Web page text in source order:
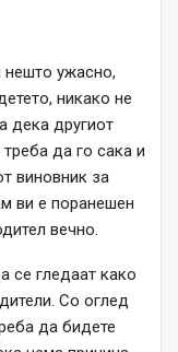
нешто ужасно,
никако не
дека другиот
да го сака и
виновник за
ви е поранешен
вечно.
се гледаат како
Со оглед
да бидете